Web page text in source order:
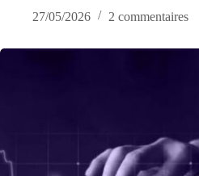
27/05/2026
2 commentaires